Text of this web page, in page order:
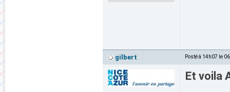
gilbert Posté à 14h07 le
Et voila